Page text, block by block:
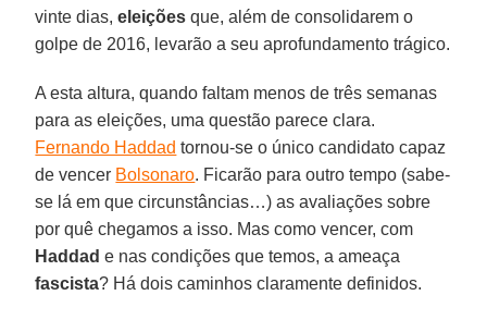
vinte dias,eleições que, além de consolidarem o
golpe de 2016, levarão a seu aprofundamento trágico.
A esta altura, quando faltam menos de três semanas
para as eleições, uma questão parece clara.
Fernando Haddad tornou-se o único candidato capaz
de vencer Bolsonaro. Ficarão para outro tempo (sabe-
se lá em que circunstâncias…) as avaliações sobre
por quê chegamos a isso. Mas como vencer, com
Haddad e nas condições que temos, a ameaça
fascista? Há dois caminhos claramente definidos.